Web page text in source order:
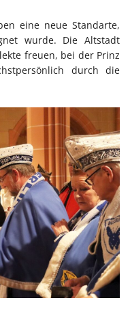
eine neue Standarte,
wurde. Die Altstadt
freuen, bei der Prinz
durch die